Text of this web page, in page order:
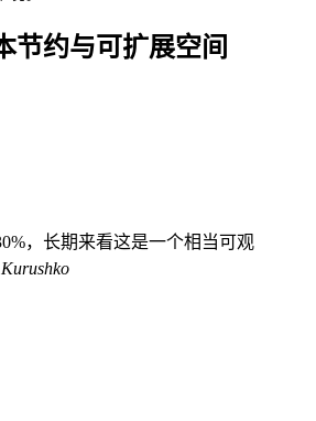
节约与可扩展空间
，长期来看这是一个相当可观